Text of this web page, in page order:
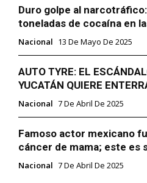
Duro golpe al
toneladas de cocaína en
Nacional 13 De Mayo De 2025
AUTO TYRE: EL
YUCATÁN QUIERE
Nacional 7 De Abril De 2025
Famoso actor mexicano
cáncer de mama; este es
Nacional 7 De Abril De 2025